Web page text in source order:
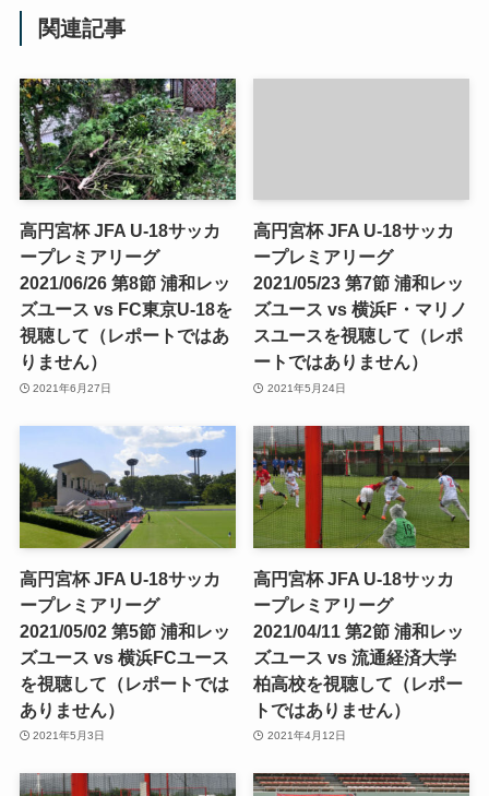
関連記事
高円宮杯 JFA U-18サッカ
ープレミアリーグ
2021/06/26 第8節 浦和レッ
ズユース vs FC東京U-18を
視聴して（レポートではあ
りません）
2021年6月27日
高円宮杯 JFA U-18サッカ
ープレミアリーグ
2021/05/23 第7節 浦和レッ
ズユース vs 横浜F・マリノ
スユースを視聴して（レポ
ートではありません）
2021年5月24日
高円宮杯 JFA U-18サッカ
ープレミアリーグ
2021/05/02 第5節 浦和レッ
ズユース vs 横浜FCユース
を視聴して（レポートでは
ありません）
2021年5月3日
高円宮杯 JFA U-18サッカ
ープレミアリーグ
2021/04/11 第2節 浦和レッ
ズユース vs 流通経済大学
柏高校を視聴して（レポー
トではありません）
2021年4月12日